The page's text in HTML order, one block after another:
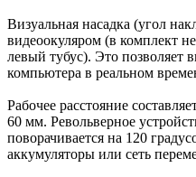
Визуальная насадка (угол
видеоокуляром (в комплект
левый тубус). Это позволяет
компьютера в реальном
Рабочее расстояние
60 мм. Револьверное
поворачивается на 120
аккумуляторы или сеть